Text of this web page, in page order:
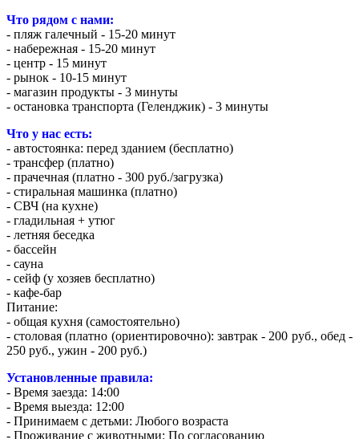
Что рядом с нами:
- пляж галечный - 15-20 минут
- набережная - 15-20 минут
- центр - 15 минут
- рынок - 10-15 минут
- магазин продукты - 3 минуты
- остановка транспорта (Геленджик) - 3 минуты
Что у нас есть:
- автостоянка: перед зданием (бесплатно)
- трансфер (платно)
- прачечная (платно - 300 руб./загрузка)
- стиральная машинка (платно)
- СВЧ (на кухне)
- гладильная + утюг
- летняя беседка
- бассейн
- сауна
- сейф (у хозяев бесплатно)
- кафе-бар
Питание:
- общая кухня (самостоятельно)
- столовая (платно (ориентировочно): завтрак - 200 руб., обед -
250 руб., ужин - 200 руб.)
Установленные правила:
- Время заезда: 14:00
- Время выезда: 12:00
- Принимаем с детьми: Любого возраста
- Проживание с животными: По согласованию